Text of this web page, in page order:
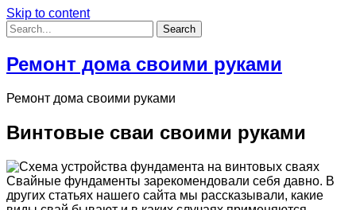
Skip to content
Ремонт дома своими руками
Ремонт дома своими руками
Винтовые сваи своими руками
Свайные фундаменты зарекомендовали себя давно. В
других статьях нашего сайта мы рассказывали, какие